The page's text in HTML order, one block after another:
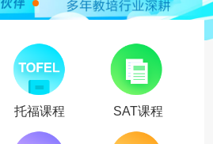
托福课程 SAT课程